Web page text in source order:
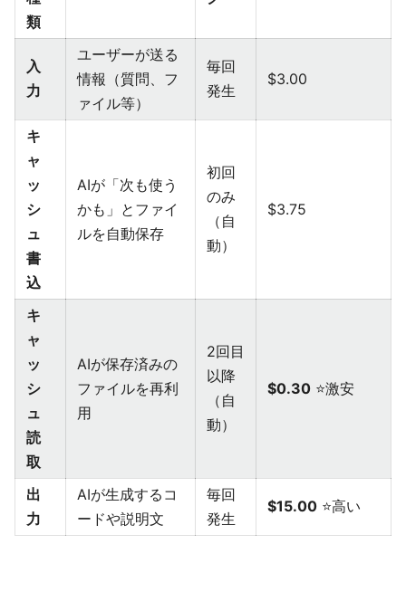
類
入
力
ユーザーが送る
情報（質問、フ
ァイル等）
毎回
発生
$3.00
キ
ャ
ッ
シ
ュ
書
込
AIが「次も使う
かも」とファイ
ルを自動保存
初回
のみ
（自
動）
$3.75
キ
ャ
ッ
シ
ュ
読
取
AIが保存済みの
ファイルを再利
用
2回目
以降
（自
動）
$0.30 ⭐激安
出
力
AIが生成するコ
ードや説明文
毎回
発生
$15.00 ⭐高い